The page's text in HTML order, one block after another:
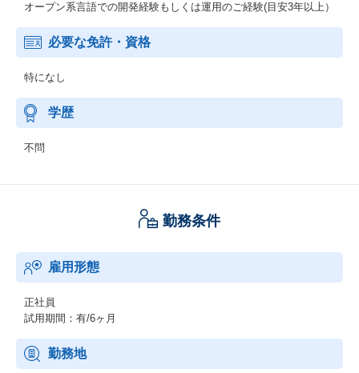
オープン系言語での開発経験もしくは運用のご経験(目安3年以上）
必要な免許・資格
特になし
学歴
不問
勤務条件
雇用形態
正社員
試用期間：有/6ヶ月
勤務地